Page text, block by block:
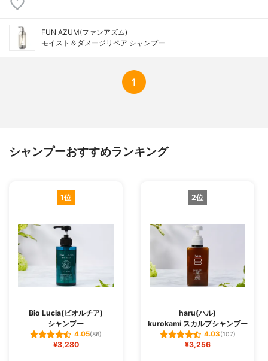
FUN AZUM(ファンアズム)
モイスト＆ダメージリペア シャンプー
1
シャンプーおすすめランキング
1位
Bio Lucia(ビオルチア)
シャンプー
4.05(86)
¥3,280
2位
haru(ハル)
kurokami スカルプシャンプー
4.03(107)
¥3,256